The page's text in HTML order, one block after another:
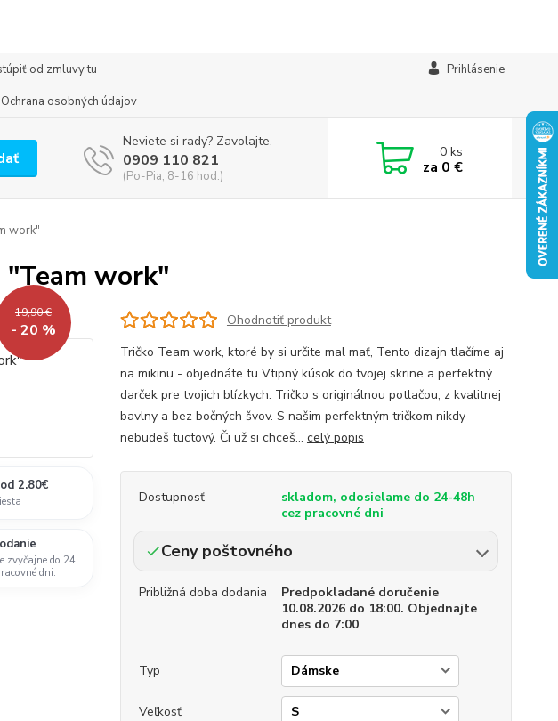
od zmluvy tu
Ochrana osobných údajov
Prihlásenie
Neviete si rady? Zavolajte.
0909 110 821
(Po-Pia, 8-16 hod.)
0ks
za 0 €
work"
work"
19,90 €
- 20 %
2.80€
zvyčajne do 24
dni.
Ohodnotiť produkt
Tričko Team work, ktoré by si určite mal mať, Tento dizajn tlačíme aj
na mikinu - objednáte tu Vtipný kúsok do tvojej skrine a perfektný
darček pre tvojich blízkych. Tričko s originálnou potlačou, z kvalitnej
bavlny a bez bočných švov. S našim perfektným tričkom nikdy
nebudeš tuctový. Či už si chceš... celý popis
Dostupnosť
skladom, odosielame do 24-48h
cez pracovné dni
Ceny poštovného
Približná doba dodania
Predpokladané doručenie
10.08.2026 do 18:00. Objednajte
dnes do 7:00
Typ
Veľkosť